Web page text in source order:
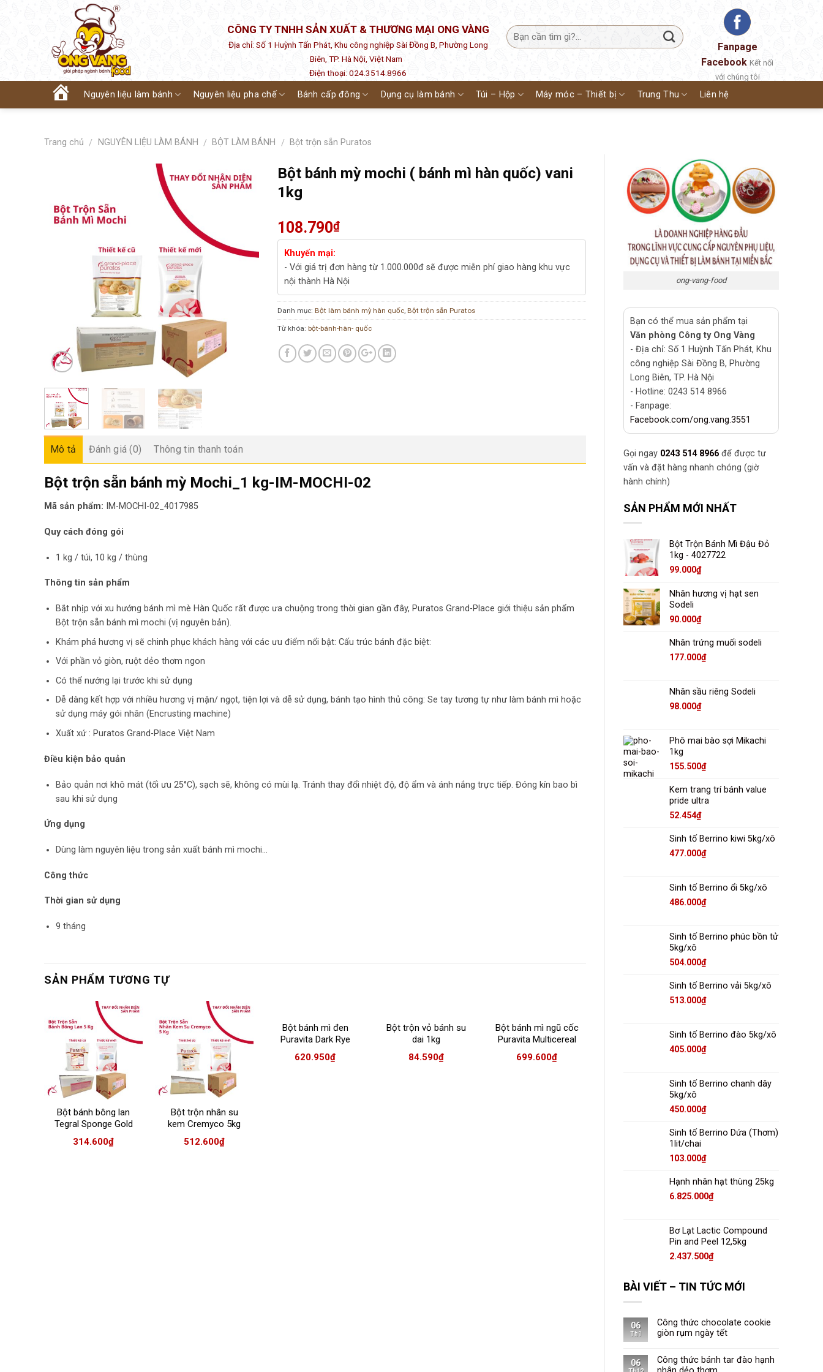
CÔNG TY TNHH SẢN XUẤT & THƯƠNG MẠI ONG VÀNG
Địa chỉ: Số 1 Huỳnh Tấn Phát, Khu công nghiệp Sài Đồng B, Phường Long
Biên, TP. Hà Nội, Việt Nam
Điện thoại: 024.3514.8966
Fanpage
Facebook Kết nối
với chúng tôi
Trang
Nguyên liệu làm bánh Nguyên liệu pha chế Bánh cấp đông Dụng cụ làm bánh Túi – Hộp Máy móc – Thiết bị Trung Thu Liên hệ
Trang chủ / NGUYÊN LIỆU LÀM BÁNH / BỘT LÀM BÁNH / Bột trộn sẵn Puratos
Bột bánh mỳ mochi ( bánh mì hàn quốc) vani
1kg
108.790₫
Khuyến mại:
- Với giá trị đơn hàng từ 1.000.000đ sẽ được miễn phí giao hàng khu vực
nội thành Hà Nội
Danh mục:Bột làm bánh mỳ hàn quốc,Bột trộn sẵn Puratos
Từ khóa:bột-bánh-hàn- quốc
Mô tả Đánh giá (0) Thông tin thanh toán
Bột trộn sẵn bánh mỳ Mochi_1 kg-IM-MOCHI-02
Mã sản phẩm: IM-MOCHI-02_4017985
Quy cách đóng gói
1 kg / túi, 10 kg / thùng
Thông tin sản phẩm
Bắt nhịp với xu hướng bánh mì mè Hàn Quốc rất được ưa chuộng trong thời gian gần đây, Puratos Grand-Place giới thiệu sản phẩm
Bột trộn sẵn bánh mì mochi (vị nguyên bản).
Khám phá hương vị sẽ chinh phục khách hàng với các ưu điểm nổi bật: Cấu trúc bánh đặc biệt:
Với phần vỏ giòn, ruột dẻo thơm ngon
Có thể nướng lại trước khi sử dụng
Dễ dàng kết hợp với nhiều hương vị mặn/ ngọt, tiện lợi và dễ sử dụng, bánh tạo hình thủ công: Se tay tương tự như làm bánh mì hoặc
sử dụng máy gói nhân (Encrusting machine)
Xuất xứ : Puratos Grand-Place Việt Nam
Điều kiện bảo quản
Bảo quản nơi khô mát (tối ưu 25°C), sạch sẽ, không có mùi lạ. Tránh thay đổi nhiệt độ, độ ẩm và ánh nắng trực tiếp. Đóng kín bao bì
sau khi sử dụng
Ứng dụng
Dùng làm nguyên liệu trong sản xuất bánh mì mochi…
Công thức
Thời gian sử dụng
9 tháng
SẢN PHẨM TƯƠNG TỰ
Bột bánh bông lan
Tegral Sponge Gold
5kg/túi
314.600₫
Bột trộn nhân su
kem Cremyco 5kg
512.600₫
Bột bánh mì đen
Puravita Dark Rye
Plus 5kg
620.950₫
Bột trộn vỏ bánh su
dai 1kg
84.590₫
Bột bánh mì ngũ cốc
Puravita Multicereal
5kg
699.600₫
ong-vang-food
Bạn có thể mua sản phẩm tại
Văn phòng Công ty Ong Vàng
- Địa chỉ: Số 1 Huỳnh Tấn Phát, Khu
công nghiệp Sài Đồng B, Phường
Long Biên, TP. Hà Nội
- Hotline: 0243 514 8966
- Fanpage:
Facebook.com/ong.vang.3551
Gọi ngay 0243 514 8966 để được tư
vấn và đặt hàng nhanh chóng (giờ
hành chính)
SẢN PHẨM MỚI NHẤT
Bột Trộn Bánh Mì Đậu Đỏ
1kg - 4027722
99.000₫
Nhân hương vị hạt sen
Sodeli
90.000₫
Nhân trứng muối sodeli
177.000₫
Nhân sầu riêng Sodeli
98.000₫
Phô mai bào sợi Mikachi
1kg
155.500₫
Kem trang trí bánh value
pride ultra
52.454₫
Sinh tố Berrino kiwi 5kg/xô
477.000₫
Sinh tố Berrino ổi 5kg/xô
486.000₫
Sinh tố Berrino phúc bồn tử
5kg/xô
504.000₫
Sinh tố Berrino vải 5kg/xô
513.000₫
Sinh tố Berrino đào 5kg/xô
405.000₫
Sinh tố Berrino chanh dây
5kg/xô
450.000₫
Sinh tố Berrino Dứa (Thơm)
1lit/chai
103.000₫
Hạnh nhân hạt thùng 25kg
6.825.000₫
Bơ Lạt Lactic Compound
Pin and Peel 12,5kg
2.437.500₫
BÀI VIẾT – TIN TỨC MỚI
06
Th1
Công thức chocolate cookie
giòn rụm ngày tết
06
Công thức bánh tar đào hạnh